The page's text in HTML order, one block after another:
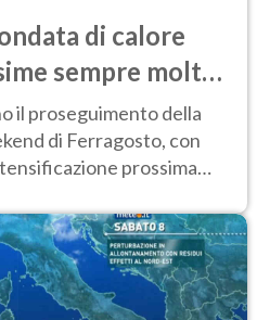
di calore
sempre molto
il proseguimento della
di Ferragosto, con
prossima